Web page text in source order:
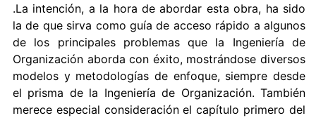
.La intención, a la hora de abordar esta obra, ha sido
la de que sirva como guía de acceso rápido a algunos
de los principales problemas que la Ingeniería de
Organización aborda con éxito, mostrándose diversos
modelos y metodologías de enfoque, siempre desde
el prisma de la Ingeniería de Organización. También
merece especial consideración el capítulo primero del